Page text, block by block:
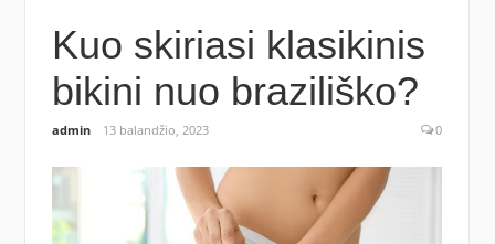
Kuo skiriasi klasikinis
bikini nuo braziliško?
admin 13 balandžio, 2023 0